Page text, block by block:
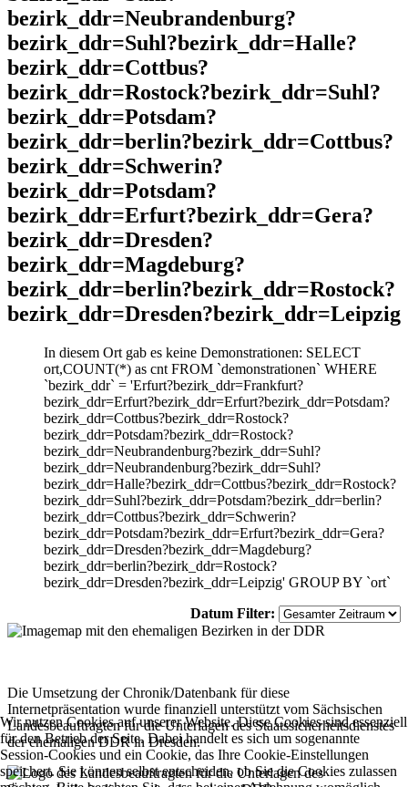
bezirk_ddr=Neubrandenburg?
bezirk_ddr=Suhl?bezirk_ddr=Halle?
bezirk_ddr=Cottbus?
bezirk_ddr=Rostock?bezirk_ddr=Suhl?
bezirk_ddr=Potsdam?
bezirk_ddr=berlin?bezirk_ddr=Cottbus?
bezirk_ddr=Schwerin?
bezirk_ddr=Potsdam?
bezirk_ddr=Erfurt?bezirk_ddr=Gera?
bezirk_ddr=Dresden?
bezirk_ddr=Magdeburg?
bezirk_ddr=berlin?bezirk_ddr=Rostock?
bezirk_ddr=Dresden?bezirk_ddr=Leipzig
In diesem Ort gab es keine Demonstrationen: SELECT
ort,COUNT(*) as cnt FROM `demonstrationen` WHERE
`bezirk_ddr` = 'Erfurt?bezirk_ddr=Frankfurt?
bezirk_ddr=Erfurt?bezirk_ddr=Erfurt?bezirk_ddr=Potsdam?
bezirk_ddr=Cottbus?bezirk_ddr=Rostock?
bezirk_ddr=Potsdam?bezirk_ddr=Rostock?
bezirk_ddr=Neubrandenburg?bezirk_ddr=Suhl?
bezirk_ddr=Neubrandenburg?bezirk_ddr=Suhl?
bezirk_ddr=Halle?bezirk_ddr=Cottbus?bezirk_ddr=Rostock?
bezirk_ddr=Suhl?bezirk_ddr=Potsdam?bezirk_ddr=berlin?
bezirk_ddr=Cottbus?bezirk_ddr=Schwerin?
bezirk_ddr=Potsdam?bezirk_ddr=Erfurt?bezirk_ddr=Gera?
bezirk_ddr=Dresden?bezirk_ddr=Magdeburg?
bezirk_ddr=berlin?bezirk_ddr=Rostock?
bezirk_ddr=Dresden?bezirk_ddr=Leipzig' GROUP BY `ort`
Datum Filter:
Die Umsetzung der Chronik/Datenbank für diese
Internetpräsentation wurde finanziell unterstützt vom Sächsischen
Landesbeauftragten für die Unterlagen des Staatssicherheitsdienstes
der ehemaligen DDR in Dresden.
Wir nutzen Cookies auf unserer Website. Diese Cookies sind essenziell
für den Betrieb der Seite. Dabei handelt es sich um sogenannte
Session-Cookies und ein Cookie, das Ihre Cookie-Einstellungen
speichert. Sie können selbst entscheiden, ob Sie die Cookies zulassen